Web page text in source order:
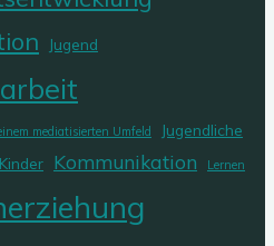
Jugend
mediatisierten Umfeld
Jugendliche
Kinder Kommunikation Lernen